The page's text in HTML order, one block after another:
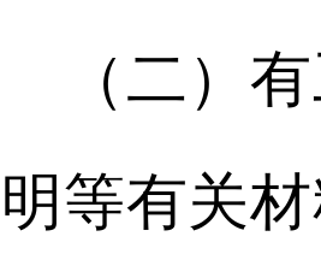
二）有
等有关